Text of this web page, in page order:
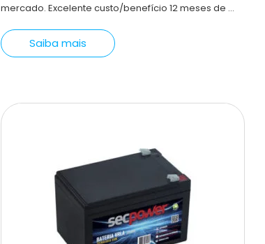
mercado. Excelente custo/benefício 12 meses de ...
Saiba mais